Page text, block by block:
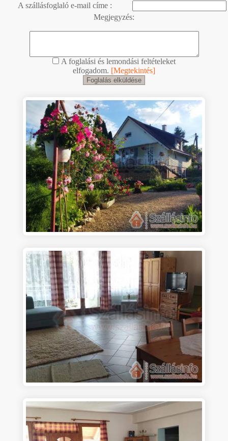
A szállásfoglaló e-mail címe :
Megjegyzés:
A foglalási és lemondási feltételeket
elfogadom. [Megtekintés]